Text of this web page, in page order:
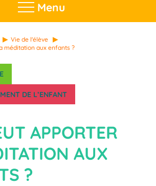
Menu
Vie de l'élève
méditation aux enfants ?
DE L’ENFANT
APPORTER
AUX
?